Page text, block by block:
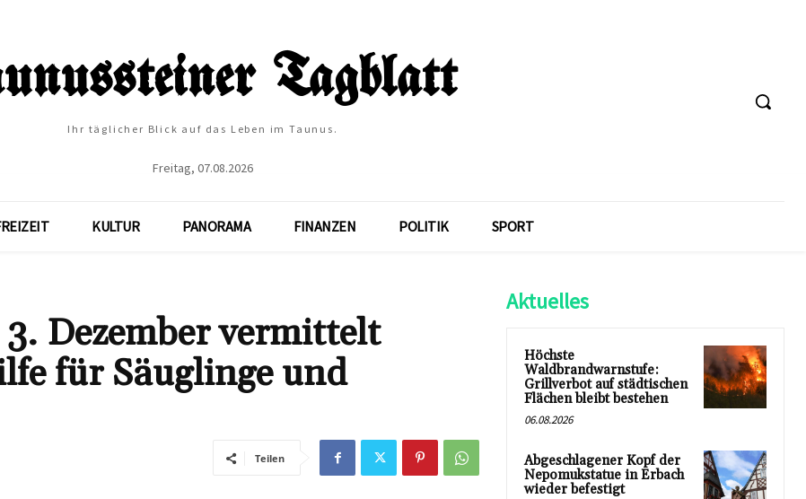
Ihr täglicher Blick auf das Leben im Taunus.
Freitag, 07.08.2026
KULTUR PANORAMA FINANZEN POLITIK SPORT
Dezember vermittelt
für Säuglinge und
Teilen
Aktuelles
Höchste
Waldbrandwarnstufe:
Grillverbot auf städtischen
Flächen bleibt bestehen
06.08.2026
Abgeschlagener Kopf der
Nepomukstatue in Erbach
wieder befestigt